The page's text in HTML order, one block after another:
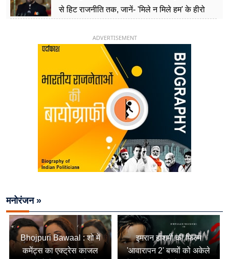
से हिट राजनीति तक, जानें- 'मिले न मिले हम' के हीरो
ADVERTISEMENT
मनोरंजन »
Bhojpuri Bawaal : शो में
कमेंट्स का एक्ट्रेस काजल
इमरान हाशमी की फिल्म
'आवारापन 2' बच्चों को अकेले